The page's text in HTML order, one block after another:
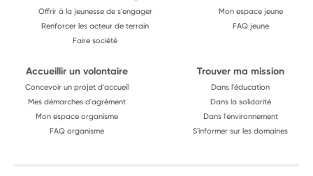
Offrir à la jeunesse de s'engager
Renforcer les acteur de terrain
Faire société
Mon espace jeune
FAQ jeune
Accueillir un volontaire
Concevoir un projet d'accueil
Mes démarches d'agrément
Mon espace organisme
FAQ organisme
Trouver ma mission
Dans l'éducation
Dans la solidarité
Dans l'environnement
S'informer sur les domaines